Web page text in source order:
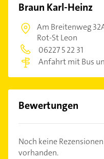
Braun Karl-Heinz
Am Breitenweg
Rot-St Leon
06227 5 22 31
Anfahrt mit Bus
Bewertungen
Noch keine
vorhanden.